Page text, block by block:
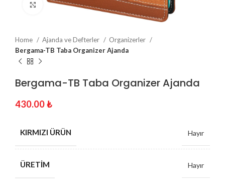
Click to enlarge
Home Ajanda ve Defterler
Organizerler
Bergama-TB Taba Organizer Ajanda
Bergama-TB Taba Organizer Ajanda
430.00₺
KIRMIZI ÜRÜN Hayır
ÜRETIM Hayır